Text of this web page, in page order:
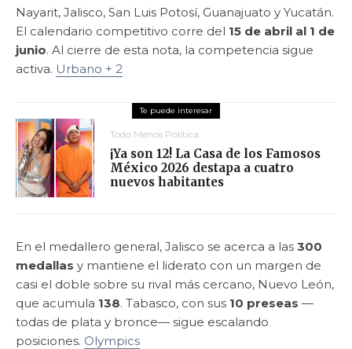
Nayarit, Jalisco, San Luis Potosí, Guanajuato y Yucatán.
El calendario competitivo corre del 15 de abril al 1 de
junio. Al cierre de esta nota, la competencia sigue
activa. Urbano + 2
Todo Menos Política
¡Ya son 12! La Casa de los Famosos
México 2026 destapa a cuatro
nuevos habitantes
En el medallero general, Jalisco se acerca a las 300
medallas y mantiene el liderato con un margen de
casi el doble sobre su rival más cercano, Nuevo León,
que acumula 138. Tabasco, con sus 10 preseas —
todas de plata y bronce— sigue escalando
posiciones. Olympics